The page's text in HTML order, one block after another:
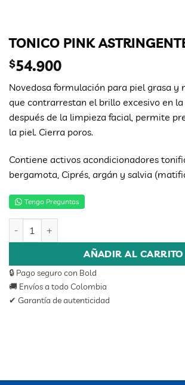
TONICO PINK
$54.900
Novedosa formulación para piel grasa y
que contrarrestan el brillo excesivo en la
después de la limpieza facial, permite
la piel. Cierra poros.
Contiene activos acondicionadores
bergamota, Ciprés, argán y salvia
Tengo Preguntas
AÑADIR AL CARRITO
🔒 Pago seguro con Bold
🚚 Envíos a todo Colombia
✔ Garantía de autenticidad